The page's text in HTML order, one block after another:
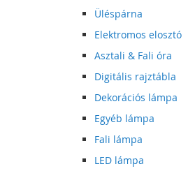
Üléspárna
Elektromos elosztó
Asztali & Fali óra
Digitális rajztábla
Dekorációs lámpa
Egyéb lámpa
Fali lámpa
LED lámpa